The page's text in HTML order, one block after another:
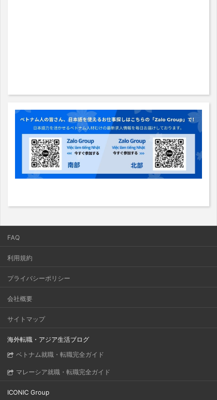
FAQ
利用規約
プライバシーポリシー
会社概要
サイトマップ
海外転職・アジア生活ブログ
ベトナム就職・転職完全ガイド
マレーシア就職・転職完全ガイド
ICONIC Group